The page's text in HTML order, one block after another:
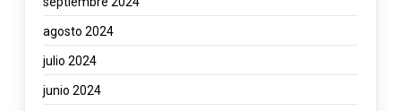
agosto 2024
julio 2024
junio 2024